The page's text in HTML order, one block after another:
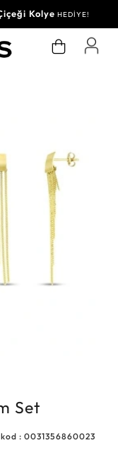
Kolye HEDİYE!
Set
: 0031356860023